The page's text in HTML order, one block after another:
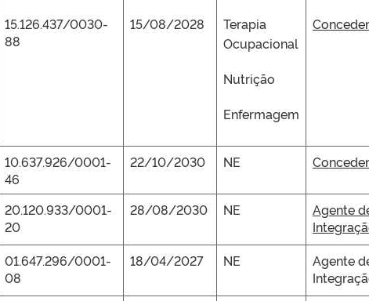
15.126.437/0030-
88
15/08/2028
Terapia
Ocupacional
Nutrição
Enfermagem
10.637.926/0001-
46
22/10/2030 NE
20.120.933/0001-
20
28/08/2030 NE
Agente
01.647.296/0001-
08
18/04/2027 NE
Agente